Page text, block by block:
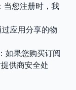
当您注册时，我
应用分享的物
如果您购买订阅
供商安全处